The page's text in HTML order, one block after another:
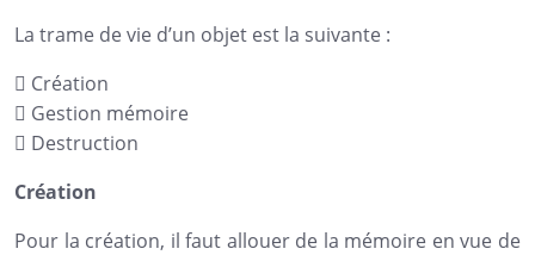
La trame de vie d’un objet est la suivante :
 Création
 Gestion mémoire
 Destruction
Création
Pour la création, il faut allouer de la mémoire en vue de